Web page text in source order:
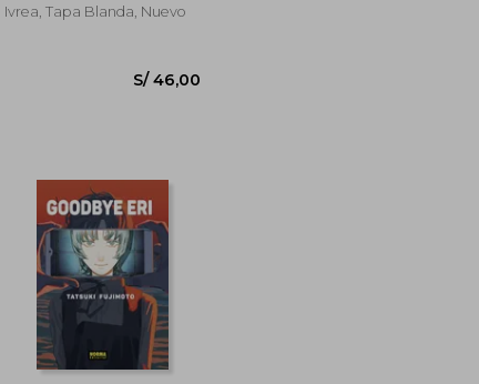
S/ 46,00
Ivrea, Tapa Blanda, Nuevo